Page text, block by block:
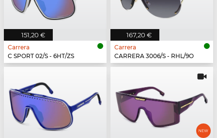
151,20 €
Carrera
C SPORT 02/S - 6HT/ZS
167,20 €
Carrera
CARRERA 3006/S - RHL/9O